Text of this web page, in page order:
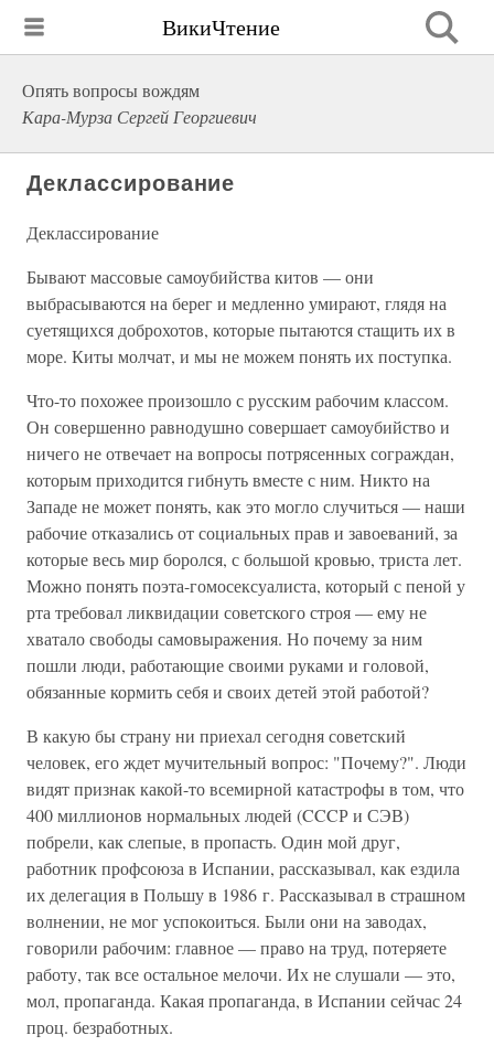
ВикиЧтение
Опять вопросы вождям
Кара-Мурза Сергей Георгиевич
Деклассирование
Деклассирование
Бывают массовые самоубийства китов — они
выбрасываются на берег и медленно умирают, глядя на
суетящихся доброхотов, которые пытаются стащить их в
море. Киты молчат, и мы не можем понять их поступка.
Что-то похожее произошло с русским рабочим классом.
Он совершенно равнодушно совершает самоубийство и
ничего не отвечает на вопросы потрясенных сограждан,
которым приходится гибнуть вместе с ним. Никто на
Западе не может понять, как это могло случиться — наши
рабочие отказались от социальных прав и завоеваний, за
которые весь мир боролся, с большой кровью, триста лет.
Можно понять поэта-гомосексуалиста, который с пеной у
рта требовал ликвидации советского строя — ему не
хватало свободы самовыражения. Но почему за ним
пошли люди, работающие своими руками и головой,
обязанные кормить себя и своих детей этой работой?
В какую бы страну ни приехал сегодня советский
человек, его ждет мучительный вопрос: "Почему?". Люди
видят признак какой-то всемирной катастрофы в том, что
400 миллионов нормальных людей (CCCР и СЭВ)
побрели, как слепые, в пропасть. Один мой друг,
работник профсоюза в Испании, рассказывал, как ездила
их делегация в Польшу в 1986 г. Рассказывал в страшном
волнении, не мог успокоиться. Были они на заводах,
говорили рабочим: главное — право на труд, потеряете
работу, так все остальное мелочи. Их не слушали — это,
мол, пропаганда. Какая пропаганда, в Испании сейчас 24
проц. безработных.